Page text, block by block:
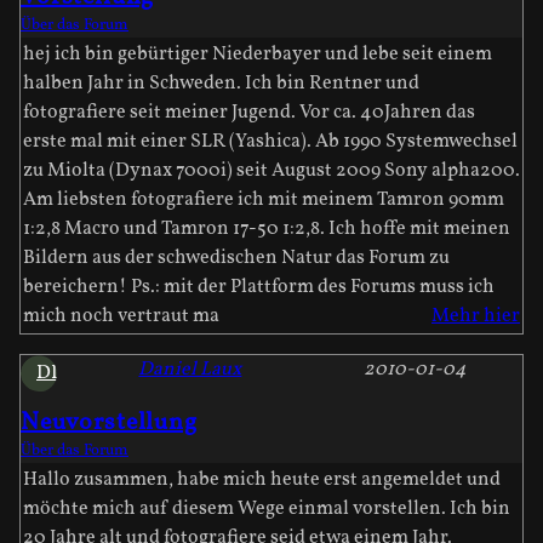
Über das Forum
hej ich bin gebürtiger Niederbayer und lebe seit einem
halben Jahr in Schweden. Ich bin Rentner und
fotografiere seit meiner Jugend. Vor ca. 40Jahren das
erste mal mit einer SLR (Yashica). Ab 1990 Systemwechsel
zu Miolta (Dynax 7000i) seit August 2009 Sony alpha200.
Am liebsten fotografiere ich mit meinem Tamron 90mm
1:2,8 Macro und Tamron 17-50 1:2,8. Ich hoffe mit meinen
Bildern aus der schwedischen Natur das Forum zu
bereichern! Ps.: mit der Plattform des Forums muss ich
mich noch vertraut ma
Mehr hier
DL
Neuvorstellung
2010-01-04
Daniel Laux
Über das Forum
Hallo zusammen, habe mich heute erst angemeldet und
möchte mich auf diesem Wege einmal vorstellen. Ich bin